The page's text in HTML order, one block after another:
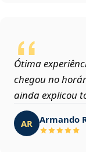
Ótima
chegou no
ainda explicou
AR Armando